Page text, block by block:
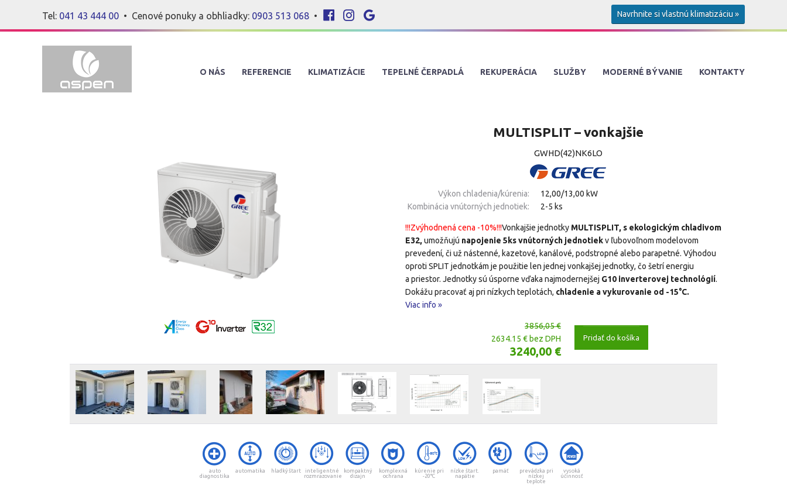
Tel: 041 43 444 00 • Cenové ponuky a obhliadky: 0903 513 068 • Navrhnite si vlastnú klimatizáciu »
O NÁS REFERENCIE KLIMATIZÁCIE TEPELNÉ ČERPADLÁ REKUPERÁCIA SLUŽBY MODERNÉ BÝVANIE KONTAKTY
MULTISPLIT – vonkajšie
GWHD(42)NK6LO
Výkon chladenia/kúrenia:
12,00/13,00 kW
Kombinácia vnútorných jednotiek:
2-5 ks
!!!Zvýhodnená cena -10%!!!Vonkajšie jednotky MULTISPLIT, s ekologickým chladivom
E32,umožňujú napojenie 5ks vnútorných jednotiekv ľubovoľnom modelovom
prevedení, či už nástenné, kazetové, kanálové, podstropné alebo parapetné. Výhodou
oproti SPLIT jednotkám je použitie len jednej vonkajšej jednotky, čo šetrí energiu
a priestor. Jednotky sú úsporne vďaka najmodernejšej G10 inverterovej technológií.
Dokážu pracovať aj pri nízkych teplotách, chladenie a vykurovanie od -15°C.
Viac info »
3856,05 €
2634.15 € bez DPH
3240,00 €
Pridať do košíka
auto
diagnostika
automatika hladký štart
inteligentné
rozmrazovanie
kompaktný
dizajn
komplexná
ochrana
kúrenie pri
-20°C
nízke štart.
napätie
pamäť
prevádzka pri
nízkej
teplote
vysoká
účinnosť